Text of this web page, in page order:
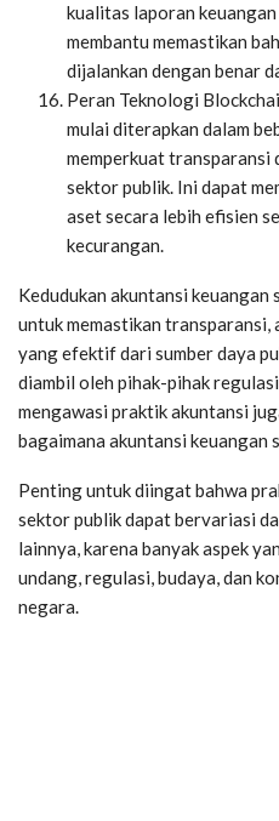
kualitas laporan
membantu memastikan
dijalankan dengan benar
Peran Teknologi
mulai diterapkan dalam
memperkuat transparansi
sektor publik. Ini dapat
aset secara lebih efisien
kecurangan.
Kedudukan akuntansi
untuk memastikan
yang efektif dari sumber daya
diambil oleh pihak-pihak
mengawasi praktik akuntansi
bagaimana akuntansi keuangan
Penting untuk diingat bahwa
sektor publik dapat bervariasi
lainnya, karena banyak aspek
undang, regulasi, budaya, dan
negara.